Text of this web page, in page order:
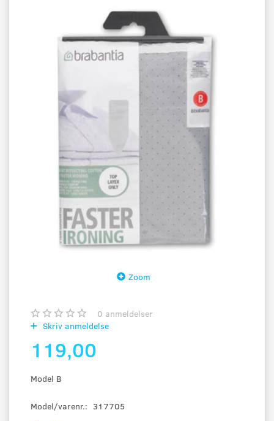
Zoom
0 anmeldelser
Skriv anmeldelse
119,00
Model B
Model/varenr.: 317705